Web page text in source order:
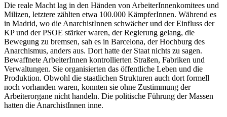
Die reale Macht lag in den Händen von ArbeiterInnenkomitees und
Milizen, letztere zählten etwa 100.000 KämpferInnen. Während es
in Madrid, wo die AnarchistInnen schwächer und der Einfluss der
KP und der PSOE stärker waren, der Regierung gelang, die
Bewegung zu bremsen, sah es in Barcelona, der Hochburg des
Anarchismus, anders aus. Dort hatte der Staat nichts zu sagen.
Bewaffnete ArbeiterInnen kontrollierten Straßen, Fabriken und
Verwaltungen. Sie organisierten das öffentliche Leben und die
Produktion. Obwohl die staatlichen Strukturen auch dort formell
noch vorhanden waren, konnten sie ohne Zustimmung der
Arbeiterorgane nicht handeln. Die politische Führung der Massen
hatten die AnarchistInnen inne.